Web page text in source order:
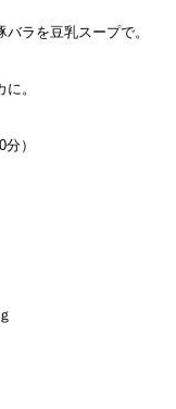
ラを豆乳スープで。
。
）